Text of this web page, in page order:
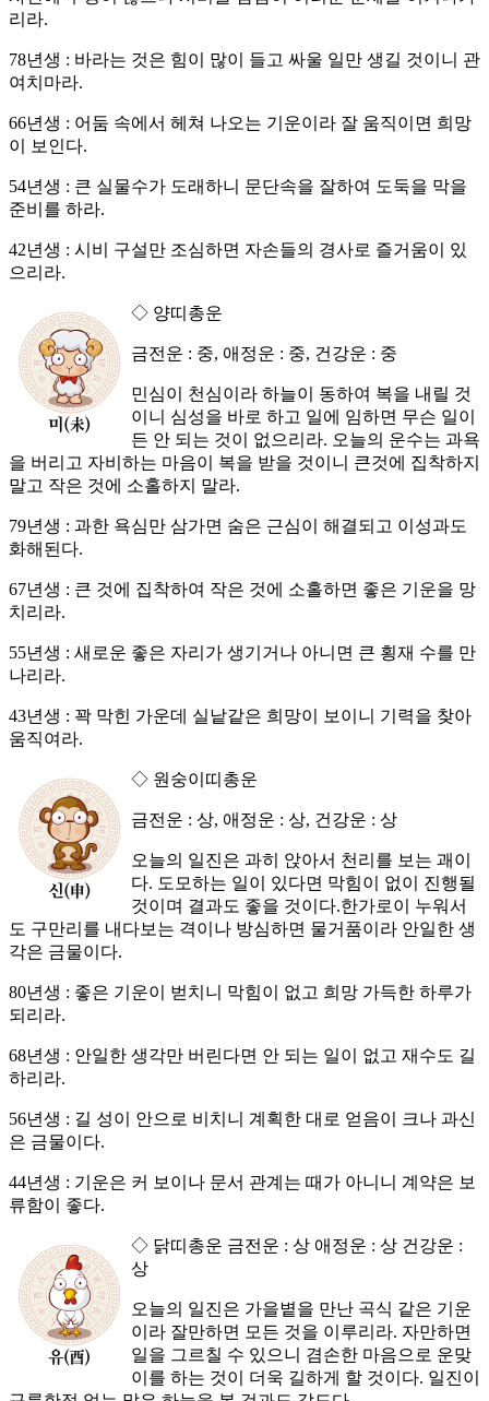
리라.
78년생 : 바라는 것은 힘이 많이 들고 싸울 일만 생길 것이니 관
여치마라.
66년생 : 어둠 속에서 헤쳐 나오는 기운이라 잘 움직이면 희망
이 보인다.
54년생 : 큰 실물수가 도래하니 문단속을 잘하여 도둑을 막을
준비를 하라.
42년생 : 시비 구설만 조심하면 자손들의 경사로 즐거움이 있
으리라.
◇ 양띠총운
금전운 : 중, 애정운 : 중, 건강운 : 중
민심이 천심이라 하늘이 동하여 복을 내릴 것
이니 심성을 바로 하고 일에 임하면 무슨 일이
든 안 되는 것이 없으리라. 오늘의 운수는 과욕
을 버리고 자비하는 마음이 복을 받을 것이니 큰것에 집착하지
말고 작은 것에 소홀하지 말라.
79년생 : 과한 욕심만 삼가면 숨은 근심이 해결되고 이성과도
화해된다.
67년생 : 큰 것에 집착하여 작은 것에 소홀하면 좋은 기운을 망
치리라.
55년생 : 새로운 좋은 자리가 생기거나 아니면 큰 횡재 수를 만
나리라.
43년생 : 꽉 막힌 가운데 실낱같은 희망이 보이니 기력을 찾아
움직여라.
◇ 원숭이띠총운
금전운 : 상, 애정운 : 상, 건강운 : 상
오늘의 일진은 과히 앉아서 천리를 보는 괘이
다. 도모하는 일이 있다면 막힘이 없이 진행될
것이며 결과도 좋을 것이다.한가로이 누워서
도 구만리를 내다보는 격이나 방심하면 물거품이라 안일한 생
각은 금물이다.
80년생 : 좋은 기운이 벋치니 막힘이 없고 희망 가득한 하루가
되리라.
68년생 : 안일한 생각만 버린다면 안 되는 일이 없고 재수도 길
하리라.
56년생 : 길 성이 안으로 비치니 계획한 대로 얻음이 크나 과신
은 금물이다.
44년생 : 기운은 커 보이나 문서 관계는 때가 아니니 계약은 보
류함이 좋다.
◇ 닭띠총운 금전운 : 상 애정운 : 상 건강운 :
상
오늘의 일진은 가을볕을 만난 곡식 같은 기운
이라 잘만하면 모든 것을 이루리라. 자만하면
일을 그르칠 수 있으니 겸손한 마음으로 운맞
이를 하는 것이 더욱 길하게 할 것이다. 일진이